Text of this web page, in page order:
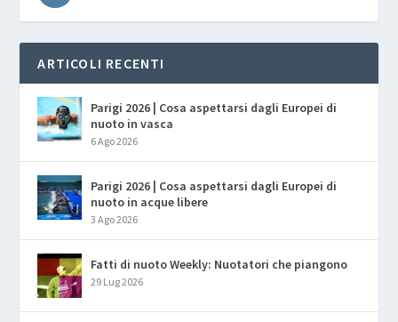
ARTICOLI RECENTI
Parigi 2026 | Cosa aspettarsi dagli Europei di
nuoto in vasca
6 Ago 2026
Parigi 2026 | Cosa aspettarsi dagli Europei di
nuoto in acque libere
3 Ago 2026
Fatti di nuoto Weekly: Nuotatori che piangono
29 Lug 2026